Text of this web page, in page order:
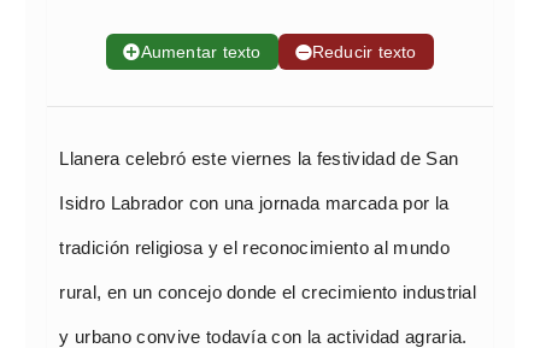
➕Aumentar texto ➖Reducir texto
Llanera celebró este viernes la festividad de San
Isidro Labrador con una jornada marcada por la
tradición religiosa y el reconocimiento al mundo
rural, en un concejo donde el crecimiento industrial
y urbano convive todavía con la actividad agraria.